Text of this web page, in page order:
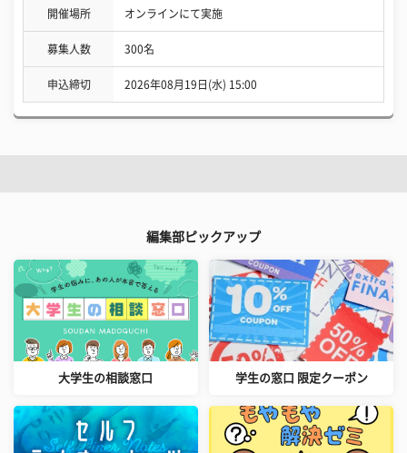
開催場所 オンラインにて実施
募集人数 300名
申込締切 2026年08月19日(水) 15:00
編集部ピックアップ
大学生の相談窓口 学生の窓口 限定クーポン